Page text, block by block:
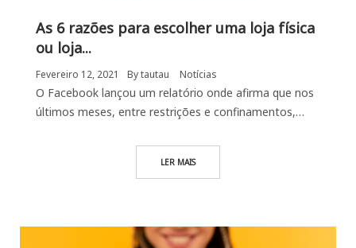
As 6 razões para escolher uma loja física
ou loja...
Fevereiro 12, 2021 Bytautau Notícias
O Facebook lançou um relatório onde afirma que nos
últimos meses, entre restrições e confinamentos,…
LER MAIS